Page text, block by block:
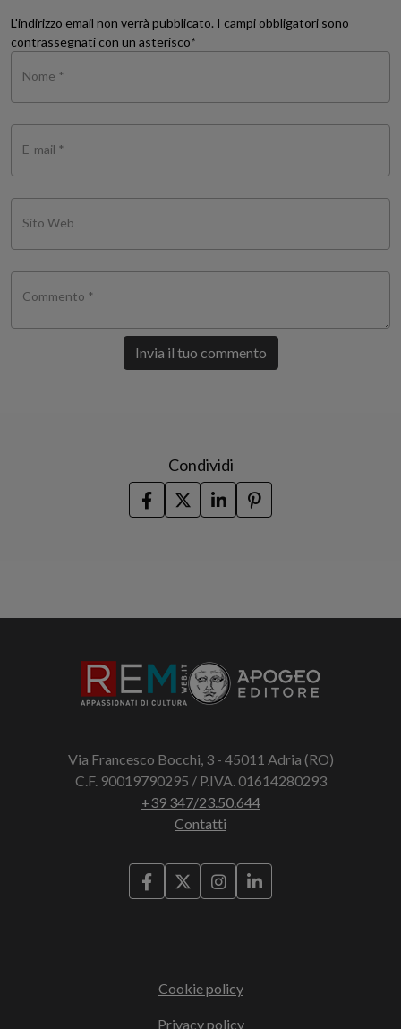
L'indirizzo email non verrà pubblicato. I campi obbligatori sono
contrassegnati con un asterisco*
Nome *
E-mail *
Sito Web
Commento *
Invia il tuo commento
Condividi
Via Francesco Bocchi, 3 - 45011 Adria (RO)
C.F. 90019790295 / P.IVA. 01614280293
+39 347/23.50.644
Contatti
Cookie policy
Privacy policy